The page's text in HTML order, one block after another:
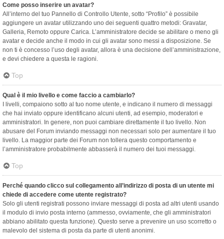
Come posso inserire un avatar?
All’interno del tuo Pannello di Controllo Utente, sotto “Profilo” è possibile
aggiungere un avatar utilizzando uno dei seguenti quattro metodi: Gravatar,
Galleria, Remoto oppure Carica. L’amministratore decide se abilitare o meno gli
avatar e decide anche il modo in cui gli avatar sono messi a disposizione. Se
non ti è concesso l’uso degli avatar, allora è una decisione dell’amministrazione,
e devi chiedere a questa le ragioni.
Top
Qual è il mio livello e come faccio a cambiarlo?
I livelli, compaiono sotto al tuo nome utente, e indicano il numero di messaggi
che hai inviato oppure identificano alcuni utenti, ad esempio, moderatori e
amministratori. In genere, non puoi cambiare direttamente il tuo livello. Non
abusare del Forum inviando messaggi non necessari solo per aumentare il tuo
livello. La maggior parte dei Forum non tollera questo comportamento e
l’amministratore probabilmente abbasserà il numero dei tuoi messaggi.
Top
Perché quando clicco sul collegamento all’indirizzo di posta di un utente mi
chiede di accedere come utente registrato?
Solo gli utenti registrati possono inviare messaggi di posta ad altri utenti usando
il modulo di invio posta interno (ammesso, ovviamente, che gli amministratori
abbiano abilitato questa funzione). Questo serve a prevenire un uso scorretto o
malevolo del sistema di posta da parte di utenti anonimi.